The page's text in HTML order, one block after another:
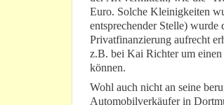
Euro. Solche Kleinigkeiten
entsprechender Stelle)
Privatfinanzierung aufrecht
z.B. bei Kai Richter um
können.
Wohl auch nicht an seine
Automobilverkäufer in